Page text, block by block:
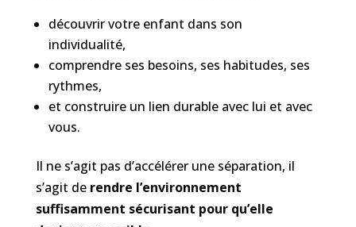
découvrir votre enfant dans son
individualité,
comprendre ses besoins, ses habitudes, ses
rythmes,
et construire un lien durable avec lui et avec
vous.
Il ne s’agit pas d’accélérer une séparation, il
s’agit de rendre l’environnement
suffisamment sécurisant pour qu’elle